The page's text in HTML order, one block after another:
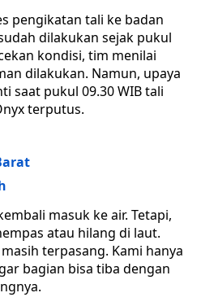
pengikatan tali ke badan
dilakukan sejak pukul
kondisi, tim menilai
dilakukan. Namun, upaya
saat pukul 09.30 WIB tali
terputus.
masuk ke air. Tetapi,
atau hilang di laut.
terpasang. Kami hanya
bagian bisa tiba dengan